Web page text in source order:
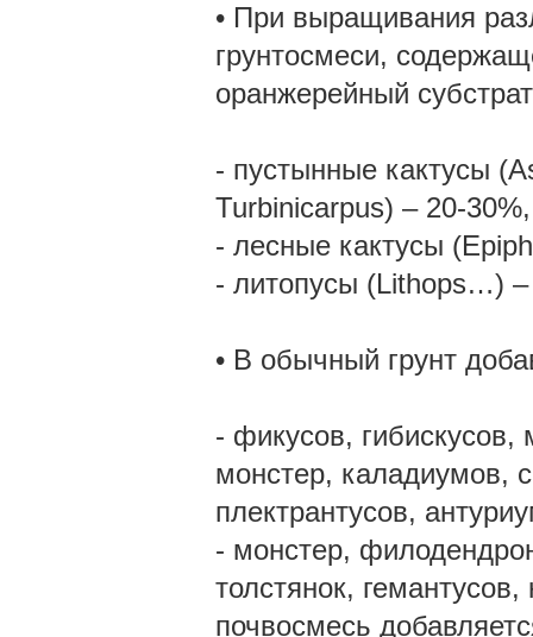
• При выращивания
грунтосмеси,
оранжерейный
- пустынные кактусы
Turbinicarpus) – 20-30%,
- лесные кактусы
- литопусы (Lithops…) –
• В обычный грунт
- фикусов,
монстер, каладиумов,
плектрантусов,
- монстер,
толстянок,
почвосмесь